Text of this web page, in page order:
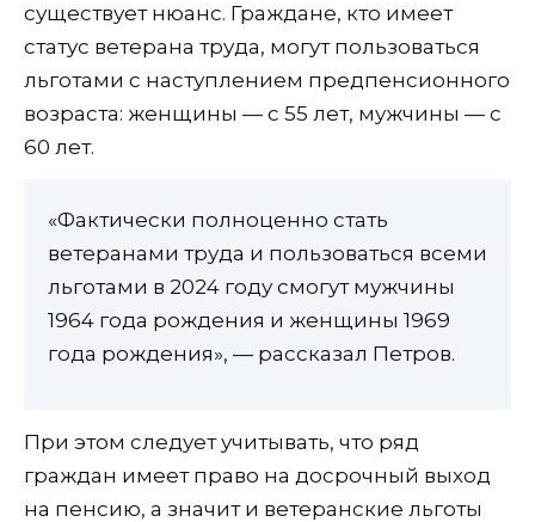
существует нюанс. Граждане, кто имеет
статус ветерана труда, могут пользоваться
льготами с наступлением предпенсионного
возраста: женщины — с 55 лет, мужчины — с
60 лет.
«Фактически полноценно стать
ветеранами труда и пользоваться всеми
льготами в 2024 году смогут мужчины
1964 года рождения и женщины 1969
года рождения», — рассказал Петров.
При этом следует учитывать, что ряд
граждан имеет право на досрочный выход
на пенсию, а значит и ветеранские льготы